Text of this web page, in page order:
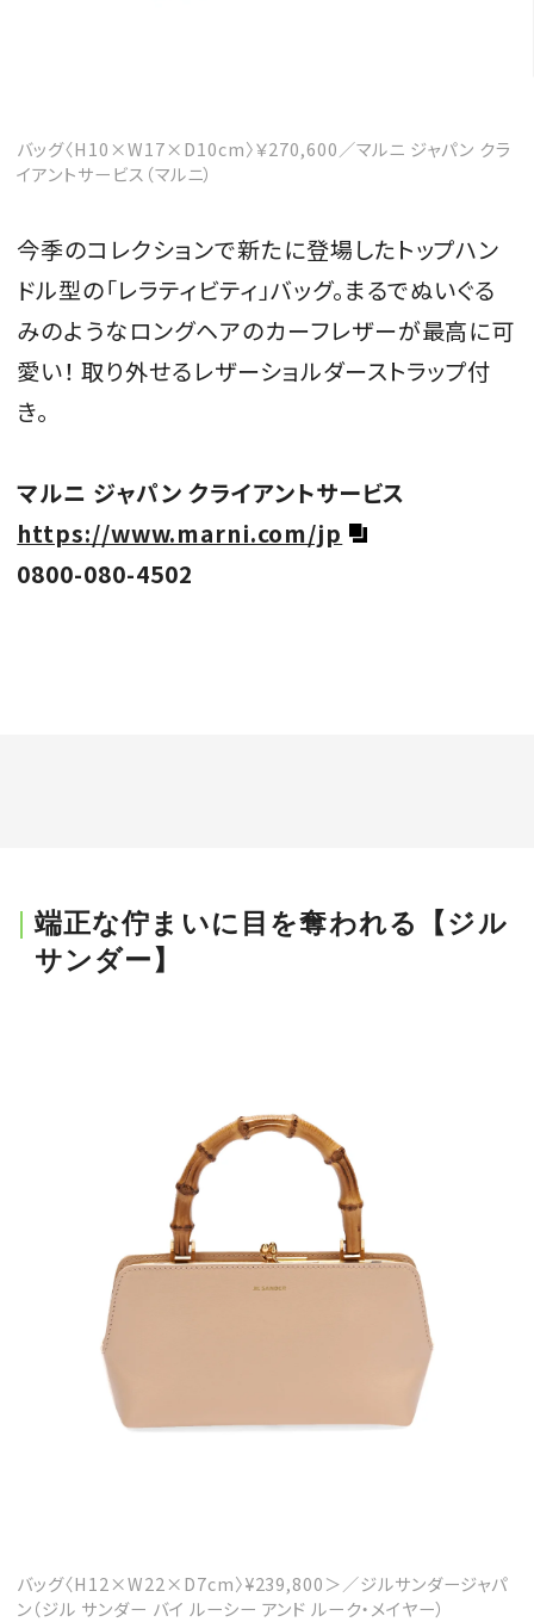
バッグ〈H10×W17×D10cm〉￥270,600／マルニ ジャパン クラ
イアントサービス（マルニ）
今季のコレクションで新たに登場したトップハン
ドル型の「レラティビティ」バッグ。まるでぬいぐる
みのようなロングヘアのカーフレザーが最高に可
愛い！ 取り外せるレザーショルダーストラップ付
き。
マルニ ジャパン クライアントサービス
https://www.marni.com/jp
0800-080-4502
端正な佇まいに目を奪われる【ジル
サンダー】
バッグ〈H12×W22×D7cm〉¥239,800＞／ジルサンダージャパ
ン（ジル サンダー バイ ルーシー アンド ルーク・メイヤー）